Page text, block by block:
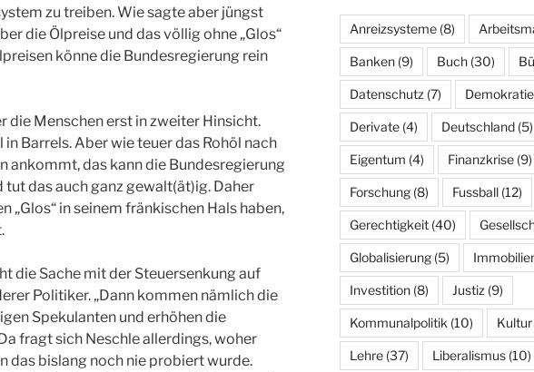
zu treiben. Wie sagte aber jüngst
die Ölpreise und das völlig ohne „Glos“
könne die Bundesregierung rein
die Menschen erst in zweiter Hinsicht.
Barrels. Aber wie teuer das Rohöl nach
ankommt, das kann die Bundesregierung
tut das auch ganz gewalt(ät)ig. Daher
„Glos“ in seinem fränkischen Hals haben,
die Sache mit der Steuersenkung auf
Politiker. „Dann kommen nämlich die
Spekulanten und erhöhen die
fragt sich Neschle allerdings, woher
das bislang noch nie probiert wurde.
Anreizsysteme(8)
Banken(9) Buch(30)
Datenschutz (7) Demokratie
Derivate(4) Deutschland(5)
Eigentum (4) Finanzkrise(9)
Forschung(8) Fussball(12)
Gerechtigkeit(40)
Globalisierung(5)
Investition(8) Justiz (9)
Kommunalpolitik (10) Kultur
Lehre(37) Liberalismus(10)